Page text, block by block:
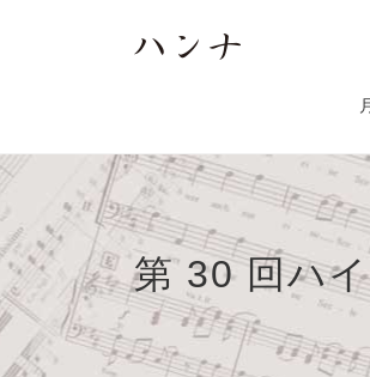
第 30 回ハ